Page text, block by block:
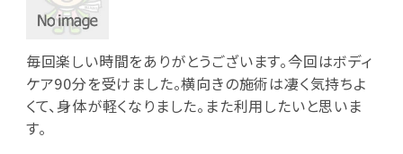
毎回楽しい時間をありがとうございます。今回はボディ
ケア90分を受けました。横向きの施術は凄く気持ちよ
くて、身体が軽くなりました。また利用したいと思いま
す。